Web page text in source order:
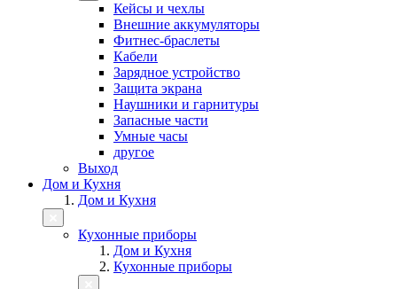
Кейсы и чехлы
Внешние аккумуляторы
Фитнес-браслеты
Кабели
Зарядное устройство
Защита экрана
Наушники и гарнитуры
Запасные части
Умные часы
другое
Выход
Дом и Кухня
Дом и Кухня
Кухонные приборы
Дом и Кухня
Кухонные приборы